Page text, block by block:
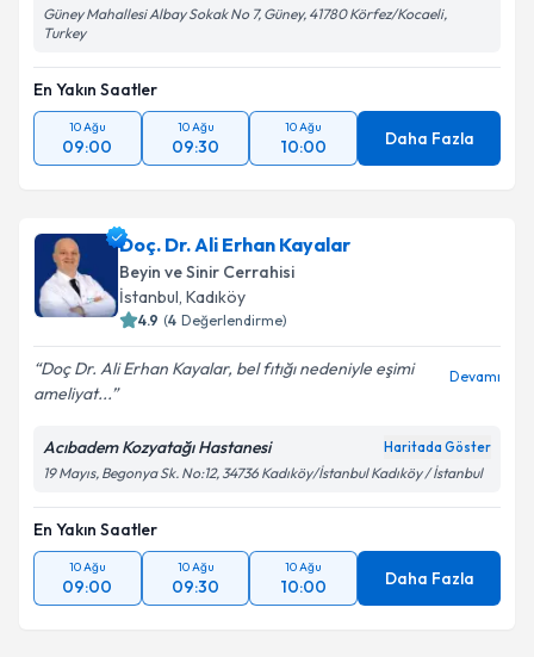
Güney Mahallesi Albay Sokak No 7, Güney, 41780 Körfez/Kocaeli,
Turkey
En Yakın Saatler
10 Ağu
09:00
10 Ağu
09:30
10 Ağu
10:00 Daha Fazla
Doç. Dr. Ali Erhan Kayalar
Beyin ve Sinir Cerrahisi
İstanbul, Kadıköy
4.9 (4 Değerlendirme)
Doç Dr. Ali Erhan Kayalar, bel fıtığı nedeniyle eşimi
ameliyat...
Devamı
Acıbadem Kozyatağı Hastanesi Haritada Göster
19 Mayıs, Begonya Sk. No:12, 34736 Kadıköy/İstanbul Kadıköy / İstanbul
En Yakın Saatler
10 Ağu
09:00
10 Ağu
09:30
10 Ağu
10:00 Daha Fazla